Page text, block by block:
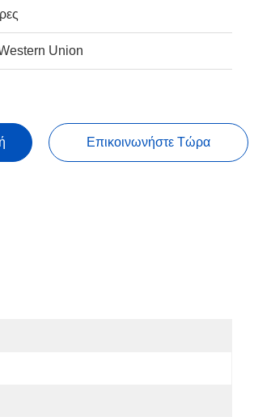
Union
Επικοινωνήστε Τώρα